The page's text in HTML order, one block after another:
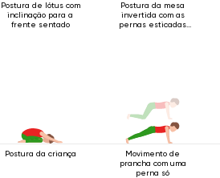
Postura de lótus com
inclinação para a
frente sentado
Postura da mesa
invertida com as
pernas esticadas
Postura da criança
Movimento de
prancha com uma
perna só